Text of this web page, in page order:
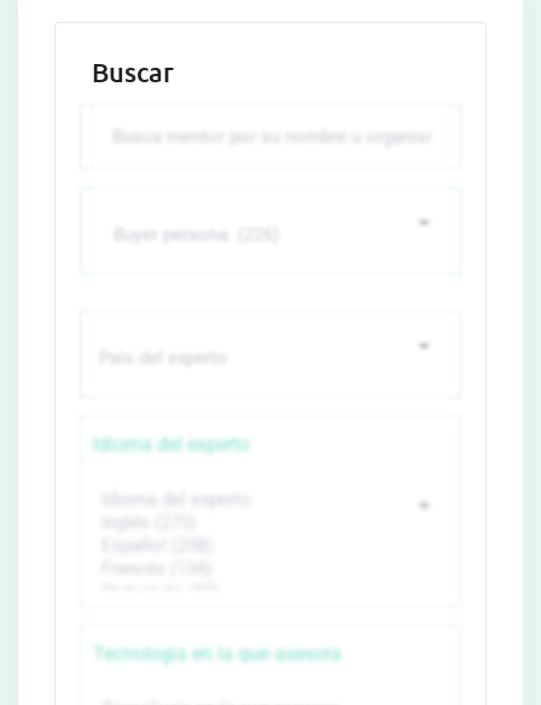
Buscar
Idioma del experto
Tecnología en la que asesora